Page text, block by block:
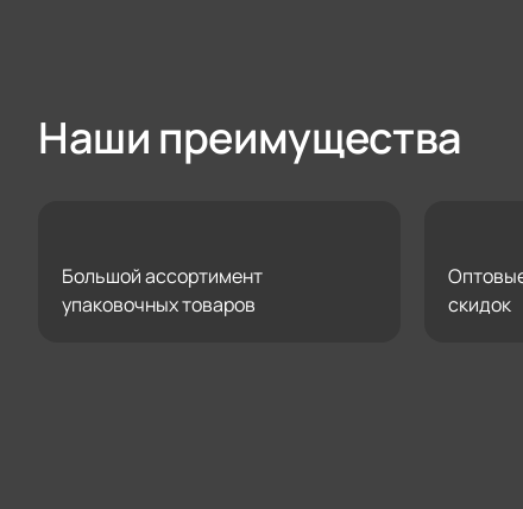
Наши преимущества
Большой ассортимент
упаковочных товаров
скидок